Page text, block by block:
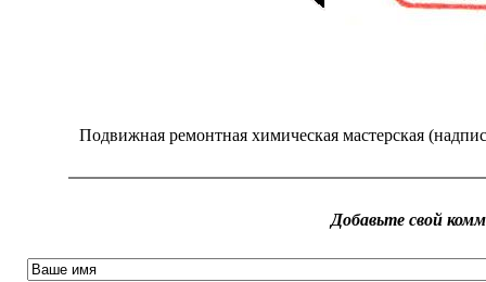
Подвижная ремонтная химическая мастерская
Добавьте свой